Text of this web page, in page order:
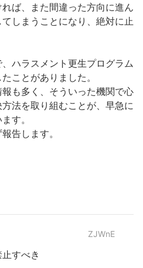
ば、また間違った方向に進ん
しまうことになり、絶対に止
ハラスメント更生プログラム
ことがありました。
も多く、そういった機関で心
法を取り組むことが、早急に
す。
告します。
ZJWnE
すべき